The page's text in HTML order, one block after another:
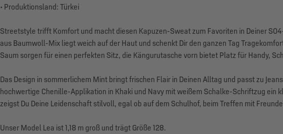
• Produktionsland: Türkei
Streetstyle trifft Komfort und macht diesen Kapuzen-Sweat zum Favoriten in Deiner
aus Baumwoll-Mix liegt weich auf der Haut und schenkt Dir den ganzen Tag
Saum sorgen für einen perfekten Sitz, die Kängurutasche vorn bietet Platz für Handy,
Das Design in sommerlichem Mint bringt frischen Flair in Deinen Alltag und passt zu
hochwertige Chenille-Applikation in Khaki und Navy mit weißem Schalke-Schriftzug ein
zeigst Du Deine Leidenschaft stilvoll, egal ob auf dem Schulhof, beim Treffen mit
Unser Model Lea ist 1,18 m groß und trägt Größe 128.